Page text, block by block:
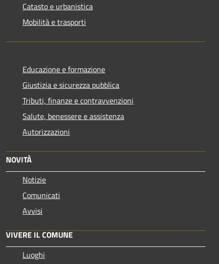
Catasto e urbanistica
Mobilità e trasporti
Educazione e formazione
Giustizia e sicurezza pubblica
Tributi, finanze e contravvenzioni
Salute, benessere e assistenza
Autorizzazioni
NOVITÀ
Notizie
Comunicati
Avvisi
VIVERE IL COMUNE
Luoghi